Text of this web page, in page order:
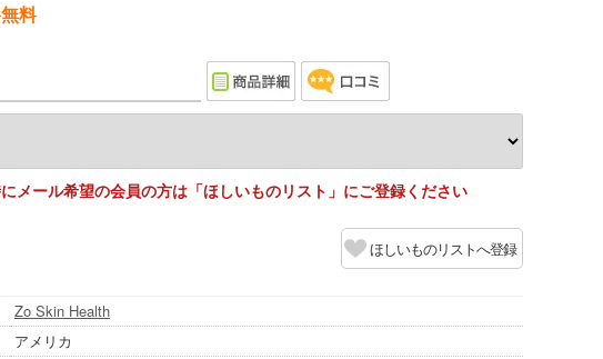
料
メール希望の会員の方は「ほしいものリスト」にご登録ください
ほしいものリストへ登録
Zo Skin Health
アメリカ